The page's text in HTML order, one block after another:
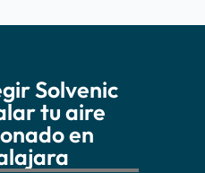
Solvenic
tu aire
en